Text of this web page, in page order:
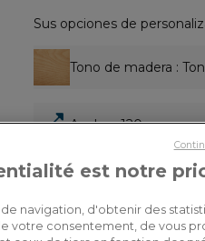
Sus opciones de
Tono de madera :
Ancho: 120 cm
1.530,00€
d'écopart
Por favor,
est notre
navigation, d'obtenir des
votre consentement, de vous